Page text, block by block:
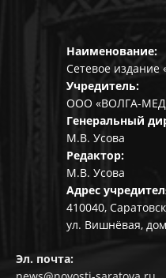
Наименование:
Сетевое издание
Учредитель:
ООО «ВОЛГА-
Генеральный
М.В. Усова
Редактор:
М.В. Усова
Адрес
410040,
ул. Вишнёвая,
Эл. почта: